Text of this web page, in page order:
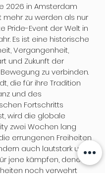
2026 in Amsterdam
mehr zu werden als nur
Pride-Event der Welt in
Es ist eine historische
Vergangenheit,
und Zukunft der
Bewegung zu verbinden.
die für ihre Tradition
und des
Fortschritts
wird die globale
zwei Wochen lang
errungenen Freiheiten
auch lautstark und
jene kämpfen, denen
noch verwehrt